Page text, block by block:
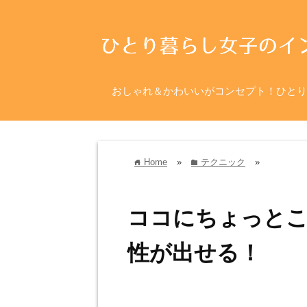
おしゃれ＆かわいいがコンセプト！ひと
home Home » folder テクニック »
ココにちょっと
性が出せる！